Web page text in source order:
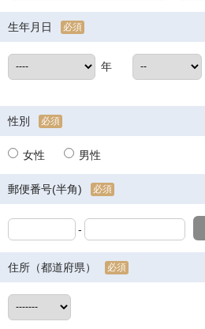
生年月日 必須
年
性別 必須
女性 男性
郵便番号(半角) 必須
-
住所（都道府県） 必須